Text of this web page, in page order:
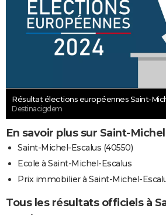
Résultat élections européennes Saint-
Destinacigdem
En savoir plus sur Saint-
Saint-Michel-Escalus (40550)
Ecole à Saint-Michel-Escalus
Prix immobilier à Saint-Michel-
Tous les résultats officiels à